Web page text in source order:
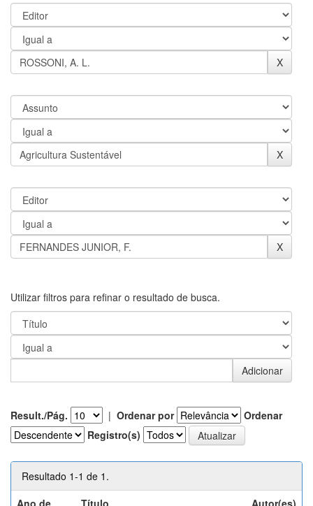
Utilizar filtros para refinar o resultado de busca.
Result./Pág. | Ordenar por
Ordenar
Registro(s)
Resultado 1-1 de 1.
Ano de
Título Autor(es)